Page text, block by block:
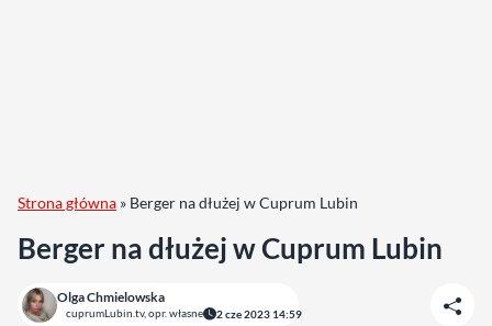
Strona główna » Berger na dłużej w Cuprum Lubin
Berger na dłużej w Cuprum Lubin
Olga Chmielowska
cuprumLubin.tv, opr. własne 2 cze 2023 14:59